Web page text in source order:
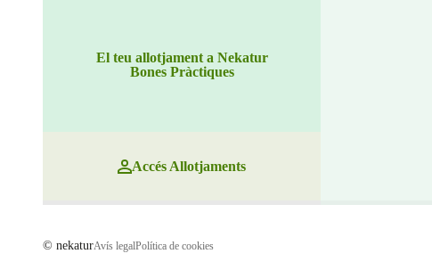
El teu allotjament a Nekatur
Bones Pràctiques
Accés Allotjaments
© nekaturAvís legalPolítica de cookies